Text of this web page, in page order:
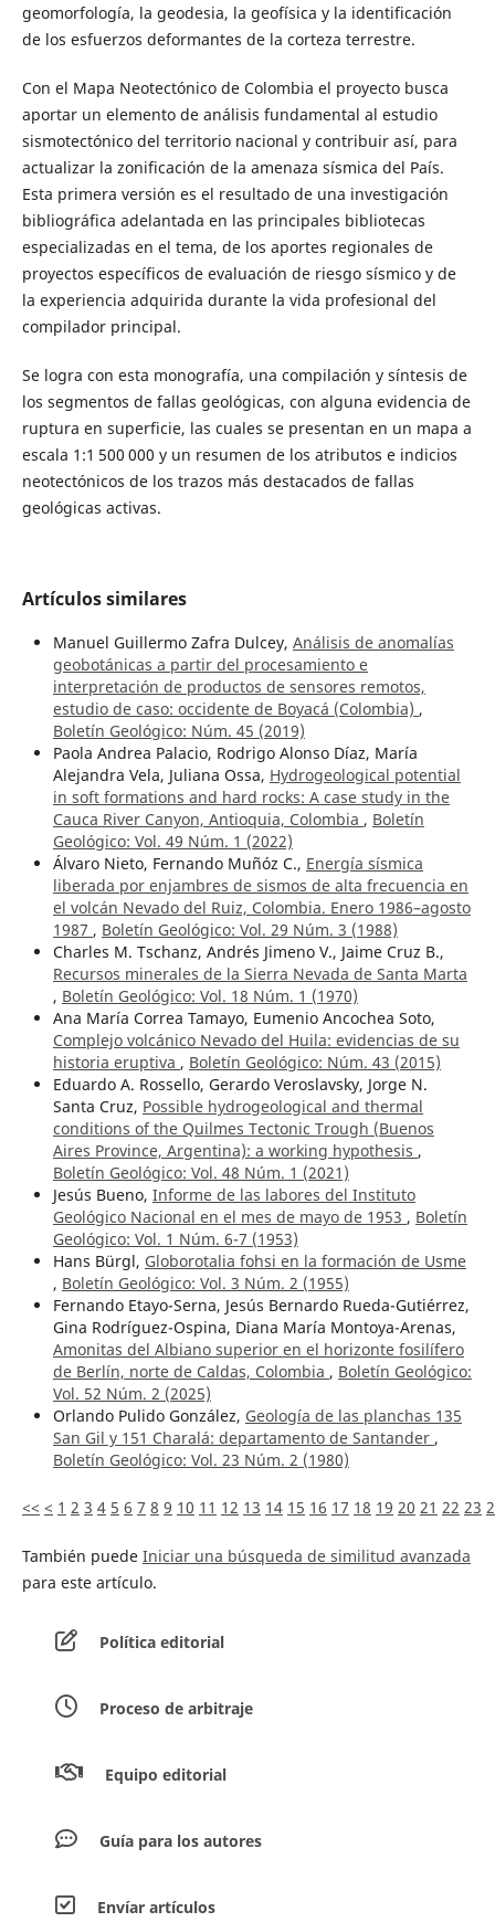
geomorfología, la geodesia, la geofísica y la identificación
de los esfuerzos deformantes de la corteza terrestre.
Con el Mapa Neotectónico de Colombia el proyecto busca
aportar un elemento de análisis fundamental al estudio
sismotectónico del territorio nacional y contribuir así, para
actualizar la zonificación de la amenaza sísmica del País.
Esta primera versión es el resultado de una investigación
bibliográfica adelantada en las principales bibliotecas
especializadas en el tema, de los aportes regionales de
proyectos específicos de evaluación de riesgo sísmico y de
la experiencia adquirida durante la vida profesional del
compilador principal.
Se logra con esta monografía, una compilación y síntesis de
los segmentos de fallas geológicas, con alguna evidencia de
ruptura en superficie, las cuales se presentan en un mapa a
escala 1:1 500 000 y un resumen de los atributos e indicios
neotectónicos de los trazos más destacados de fallas
geológicas activas.
Artículos similares
Manuel Guillermo Zafra Dulcey, Análisis de anomalías
geobotánicas a partir del procesamiento e
interpretación de productos de sensores remotos,
estudio de caso: occidente de Boyacá (Colombia) ,
Boletín Geológico: Núm. 45 (2019)
Paola Andrea Palacio, Rodrigo Alonso Díaz, María
Alejandra Vela, Juliana Ossa, Hydrogeological potential
in soft formations and hard rocks: A case study in the
Cauca River Canyon, Antioquia, Colombia , Boletín
Geológico: Vol. 49 Núm. 1 (2022)
Álvaro Nieto, Fernando Muñóz C., Energía sísmica
liberada por enjambres de sismos de alta frecuencia en
el volcán Nevado del Ruiz, Colombia. Enero 1986–agosto
1987 , Boletín Geológico: Vol. 29 Núm. 3 (1988)
Charles M. Tschanz, Andrés Jimeno V., Jaime Cruz B.,
Recursos minerales de la Sierra Nevada de Santa Marta
, Boletín Geológico: Vol. 18 Núm. 1 (1970)
Ana María Correa Tamayo, Eumenio Ancochea Soto,
Complejo volcánico Nevado del Huila: evidencias de su
historia eruptiva , Boletín Geológico: Núm. 43 (2015)
Eduardo A. Rossello, Gerardo Veroslavsky, Jorge N.
Santa Cruz, Possible hydrogeological and thermal
conditions of the Quilmes Tectonic Trough (Buenos
Aires Province, Argentina): a working hypothesis ,
Boletín Geológico: Vol. 48 Núm. 1 (2021)
Jesús Bueno, Informe de las labores del Instituto
Geológico Nacional en el mes de mayo de 1953 , Boletín
Geológico: Vol. 1 Núm. 6-7 (1953)
Hans Bürgl, Globorotalia fohsi en la formación de Usme
, Boletín Geológico: Vol. 3 Núm. 2 (1955)
Fernando Etayo-Serna, Jesús Bernardo Rueda-Gutiérrez,
Gina Rodríguez-Ospina, Diana María Montoya-Arenas,
Amonitas del Albiano superior en el horizonte fosilífero
de Berlín, norte de Caldas, Colombia , Boletín Geológico:
Vol. 52 Núm. 2 (2025)
Orlando Pulido González, Geología de las planchas 135
San Gil y 151 Charalá: departamento de Santander ,
Boletín Geológico: Vol. 23 Núm. 2 (1980)
<< < 1 2 3 4 5 6 7 8 9 10 11 12 13 14 15 16 17 18 19 20 21 22 23
También puede Iniciar una búsqueda de similitud avanzada
para este artículo.
Política editorial
Proceso de arbitraje
Equipo editorial
Guía para los autores
Envíar artículos